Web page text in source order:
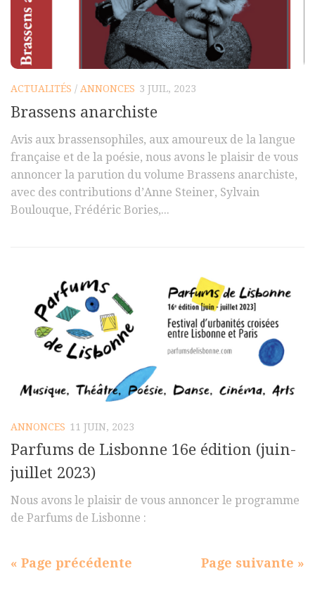
ACTUALITÉS / ANNONCES 3 JUIL, 2023
Brassens anarchiste
Avis aux brassensophiles, aux amoureux de la langue
française et de la poésie, nous avons le plaisir de vous
annoncer la parution du volume Brassens anarchiste,
avec des contributions d’Anne Steiner, Sylvain
Boulouque, Frédéric Bories,...
ANNONCES 11 JUIN, 2023
Parfums de Lisbonne 16e édition (juin-
juillet 2023)
Nous avons le plaisir de vous annoncer le programme
de Parfums de Lisbonne :
« Page précédente Page suivante »